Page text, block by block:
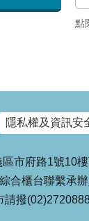
點
隱私權及資訊安
市府路1號10
合櫃台聯繫承
請撥